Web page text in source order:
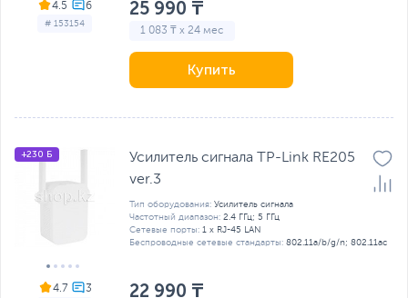
4.5
# 153154
25 990 ₸
1 083 ₸ x 24 мес
Купить
4.7
+230 Б
Усилитель сигнала TP-Link RE205
ver.3
Тип оборудования: Усилитель сигнала
Частотный диапазон: 2.4 ГГц; 5 ГГц
Сетевые порты: 1 x RJ-45 LAN
Беспроводные сетевые стандарты: 802.11a/b/g/n; 802.11ac
22 990 ₸